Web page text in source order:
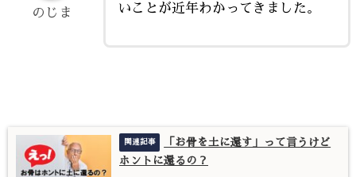
いことが近年わかってきました。
のじま
「お骨を土に還す」って言うけど
ホントに還るの？